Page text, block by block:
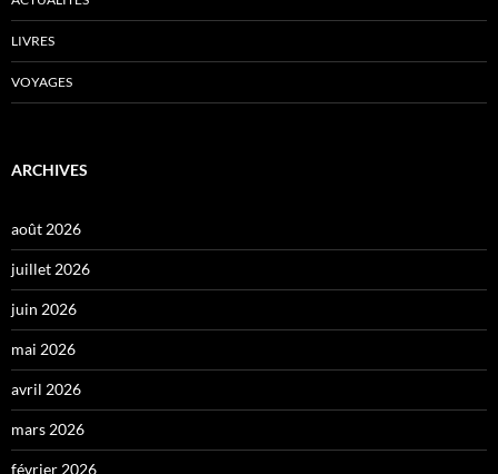
LIVRES
VOYAGES
ARCHIVES
août 2026
juillet 2026
juin 2026
mai 2026
avril 2026
mars 2026
février 2026